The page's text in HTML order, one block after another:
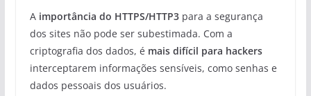
A importância do HTTPS/HTTP3para a segurança
dos sites não pode ser subestimada. Com a
criptografia dos dados, é mais difícil para hackers
interceptarem informações sensíveis, como senhas e
dados pessoais dos usuários.